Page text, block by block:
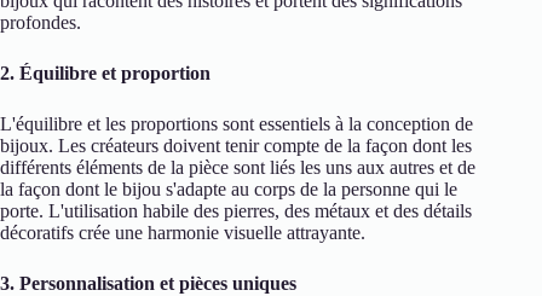
profondes.
2. Équilibre et proportion
L'équilibre et les proportions sont essentiels à la conception de
bijoux. Les créateurs doivent tenir compte de la façon dont les
différents éléments de la pièce sont liés les uns aux autres et de
la façon dont le bijou s'adapte au corps de la personne qui le
porte. L'utilisation habile des pierres, des métaux et des détails
décoratifs crée une harmonie visuelle attrayante.
3. Personnalisation et pièces uniques